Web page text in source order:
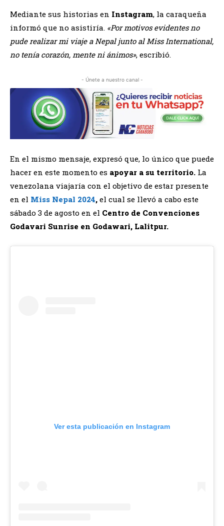
Mediante sus historias en Instagram, la caraqueña
informó que no asistiría. «Por motivos evidentes no
pude realizar mi viaje a Nepal junto al Miss International,
no tenía corazón, mente ni ánimos», escribió.
- Únete a nuestro canal -
En el mismo mensaje, expresó que, lo único que puede
hacer en este momento es apoyar a su territorio. La
venezolana viajaría con el objetivo de estar presente
en el Miss Nepal 2024, el cual se llevó a cabo este
sábado 3 de agosto en el Centro de Convenciones
Godavari Sunrise en Godawari, Lalitpur.
Ver esta publicación en Instagram